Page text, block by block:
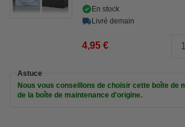
En stock
Livré demain
4,95 €
Astuce
Nous vous conseillons de choisir cette boîte de
de la boîte de maintenance d'origine.